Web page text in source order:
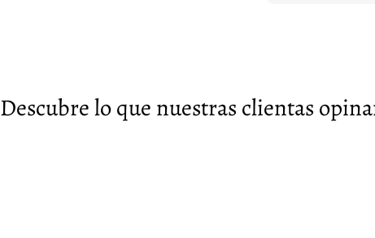
Descubre lo que nuestras clientas